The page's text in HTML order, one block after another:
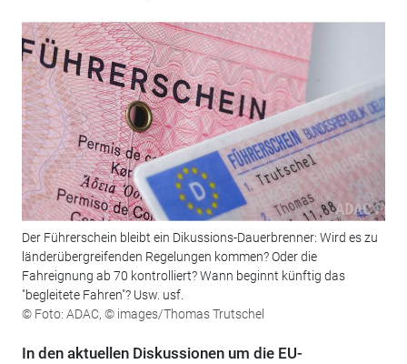
Der Führerschein bleibt ein Dikussions-Dauerbrenner: Wird es zu
länderübergreifenden Regelungen kommen? Oder die
Fahreignung ab 70 kontrolliert? Wann beginnt künftig das
"begleitete Fahren"? Usw. usf.
© Foto: ADAC, © images/Thomas Trutschel
In den aktuellen Diskussionen um die EU-